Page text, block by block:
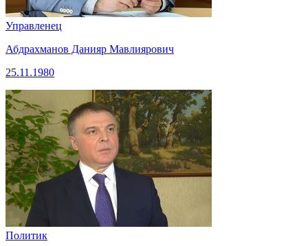
Управленец
Абдрахманов Данияр Мавлиярович
25.11.1980
Политик